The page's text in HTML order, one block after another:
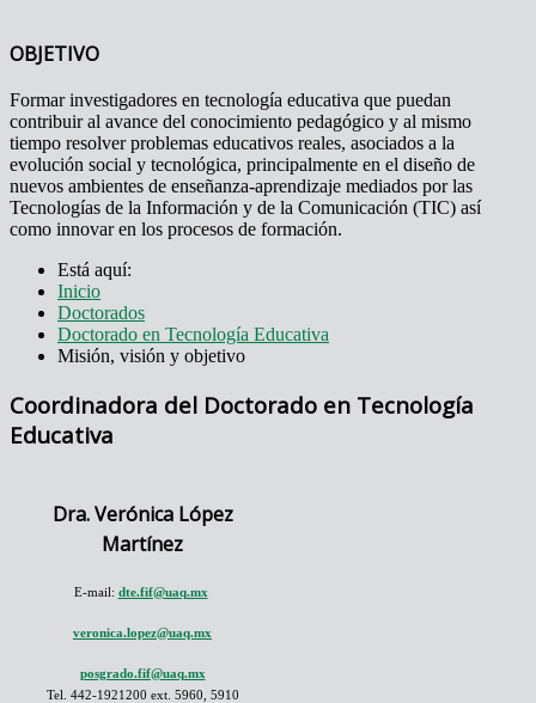
OBJETIVO
Formar investigadores en tecnología educativa que puedan
contribuir al avance del conocimiento pedagógico y al mismo
tiempo resolver problemas educativos reales, asociados a la
evolución social y tecnológica, principalmente en el diseño de
nuevos ambientes de enseñanza-aprendizaje mediados por las
Tecnologías de la Información y de la Comunicación (TIC) así
como innovar en los procesos de formación.
Está aquí:
Inicio
Doctorados
Doctorado en Tecnología Educativa
Misión, visión y objetivo
Coordinadora del Doctorado en Tecnología
Educativa
Dra. Verónica López
Martínez
E-mail: dte.fif@uaq.mx
veronica.lopez@uaq.mx
posgrado.fif@uaq.mx
Tel. 442-1921200 ext. 5960, 5910